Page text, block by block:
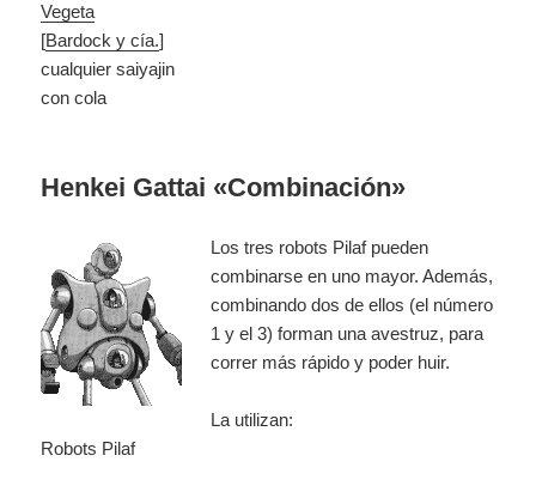
Vegeta
[Bardock y cía.]
cualquier saiyajin
con cola
Henkei Gattai «Combinación»
Los tres robots Pilaf pueden
combinarse en uno mayor. Además,
combinando dos de ellos (el número
1 y el 3) forman una avestruz, para
correr más rápido y poder huir.
La utilizan:
Robots Pilaf